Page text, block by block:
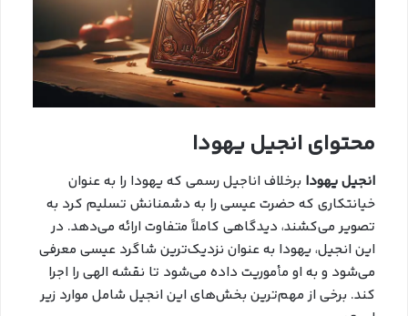
محتوای انجیل یهودا
انجیل یهودا برخلاف اناجیل رسمی که یهودا را به عنوان
خیانتکاری که حضرت عیسی را به دشمنانش تسلیم کرد به
تصویر می‌کشند، دیدگاهی کاملاً متفاوت ارائه می‌دهد. در
این انجیل، یهودا به عنوان نزدیک‌ترین شاگرد عیسی معرفی
می‌شود و به او مأموریت داده می‌شود تا نقشه الهی را اجرا
کند. برخی از مهم‌ترین بخش‌های این انجیل شامل موارد زیر